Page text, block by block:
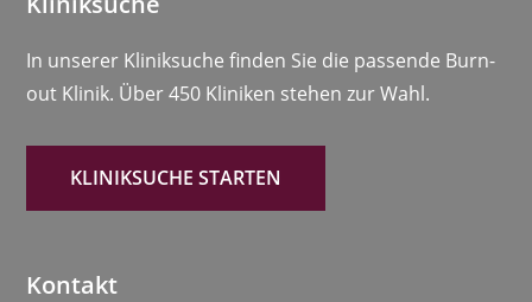
In unserer Kliniksuche finden Sie die passende Burn-
out Klinik. Über 450 Kliniken stehen zur Wahl.
KLINIKSUCHE STARTEN
Kontakt